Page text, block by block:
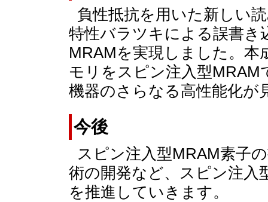
負性抵抗を用いた新しい
特性バラツキによる誤書き
MRAMを実現しました。本
モリをスピン注入型
機器のさらなる高性能化が
今後
スピン注入型MRAM素子
術の開発など、スピン注入
を推進していきます。